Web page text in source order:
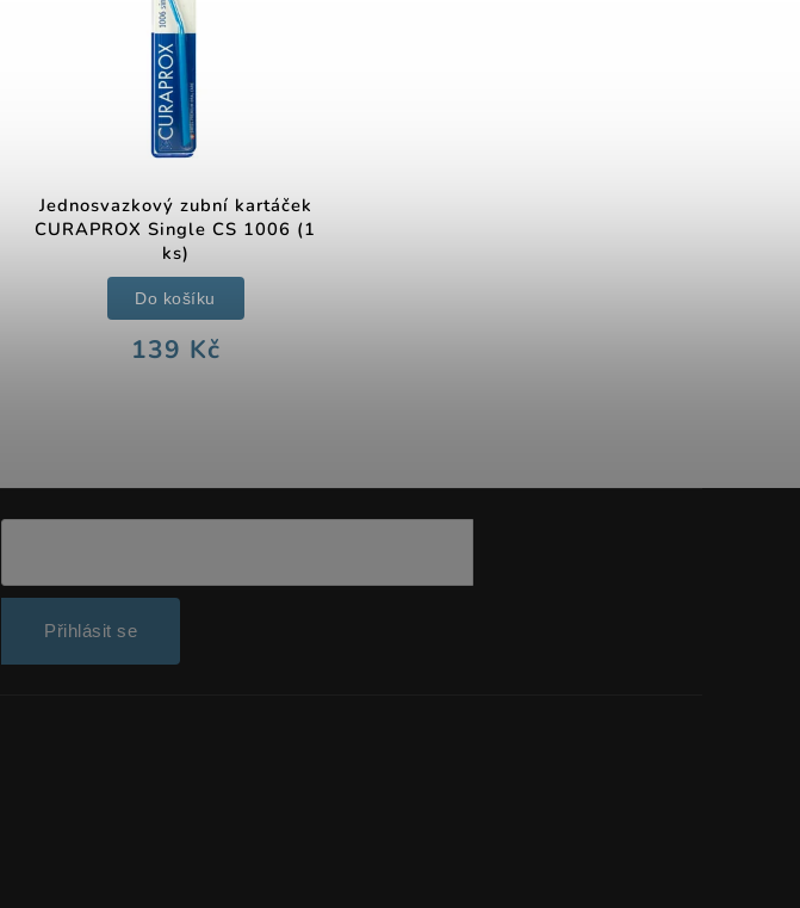
Jednosvazkový zubní kartáček
CURAPROX Single CS 1006 (1
ks)
139 Kč
Do košíku
Přihlásit se